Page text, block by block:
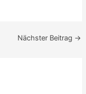
Nächster Beitrag →